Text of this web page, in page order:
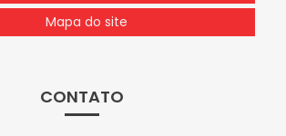
Mapa do site
CONTATO